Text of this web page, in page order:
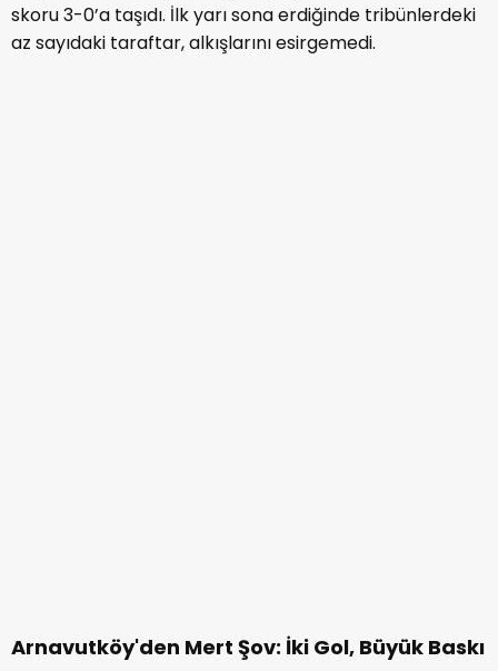
skoru 3-0’a taşıdı. İlk yarı sona erdiğinde tribünlerdeki
az sayıdaki taraftar, alkışlarını esirgemedi.
Arnavutköy'den Mert Şov: İki Gol, Büyük Baskı